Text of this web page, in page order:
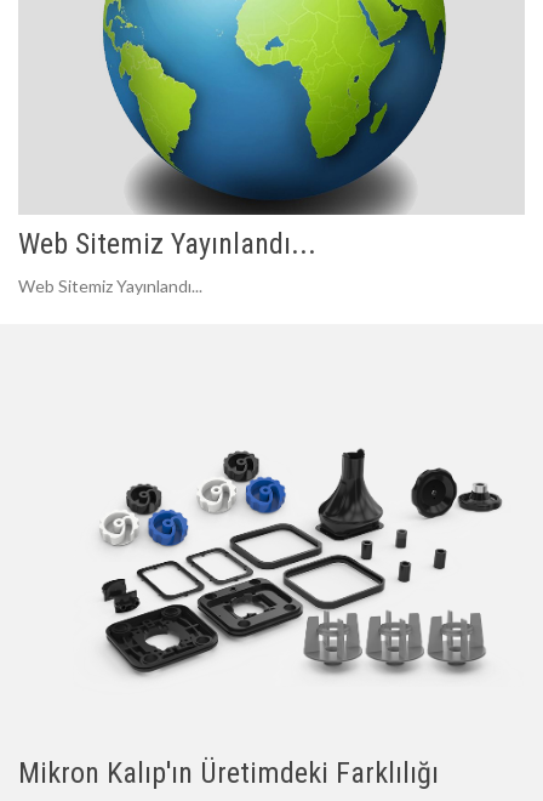
Web Sitemiz Yayınlandı...
Web Sitemiz Yayınlandı...
Mikron Kalıp'ın Üretimdeki Farklılığı